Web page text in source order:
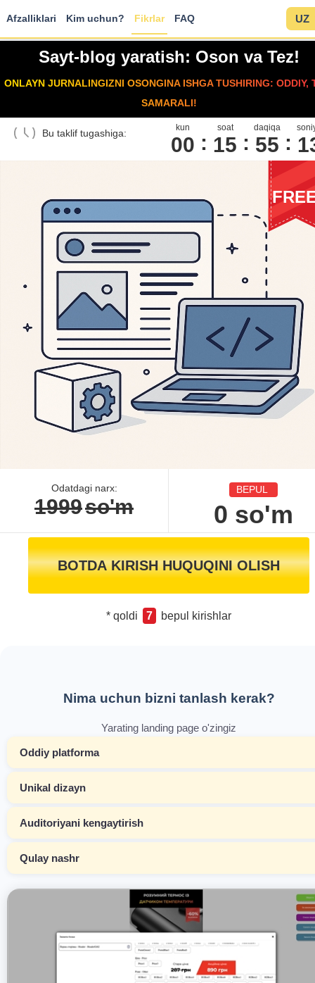
Afzalliklari Kim uchun? Fikrlar FAQ UZ
Sayt-blog yaratish: Oson va Tez!
ONLAYN JURNALINGIZNI OSONGINA ISHGA TUSHIRING: ODDIY,
SAMARALI!
Bu taklif tugashiga: kun
00
soat
15
daqiqa
55 1
Odatdagi narx:
1999so'm
BEPUL
0 so'm
BOTDA KIRISH HUQUQINI OLISH
* qoldi 7 bepul kirishlar
Nima uchun bizni tanlash kerak?
Yarating landing page o'zingiz
Oddiy platforma
Unikal dizayn
Auditoriyani kengaytirish
Qulay nashr